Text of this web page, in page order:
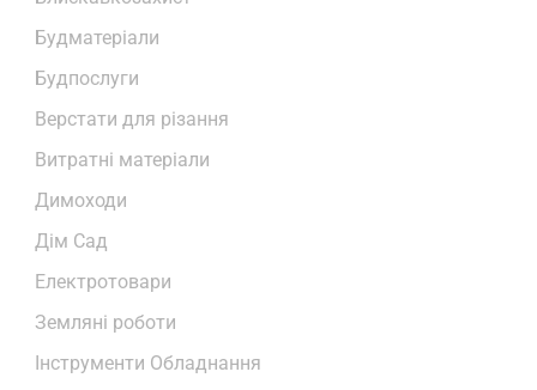
Будматеріали
Будпослуги
Верстати для різання
Витратні матеріали
Димоходи
Дім Сад
Електротовари
Земляні роботи
Інструменти Обладнання